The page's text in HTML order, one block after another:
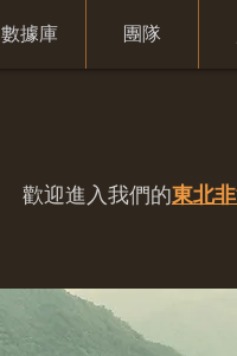
數據庫 團隊
歡迎進入我們的東北